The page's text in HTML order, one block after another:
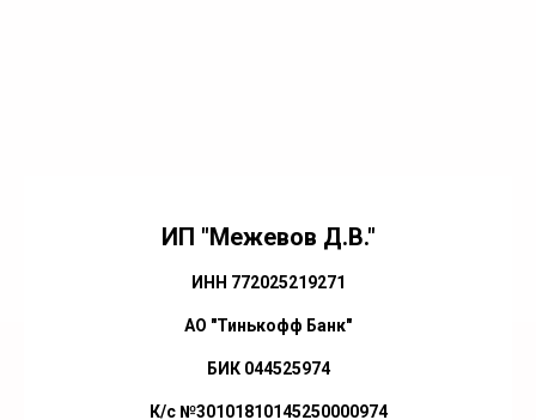
ИП "Межевов Д.В."
ИНН 772025219271
АО "Тинькофф Банк"
БИК 044525974
К/с №30101810145250000974